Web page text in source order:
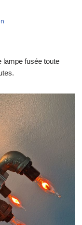
lampe fusée toute